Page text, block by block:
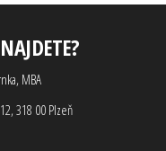
MBA
318 00 Plzeň